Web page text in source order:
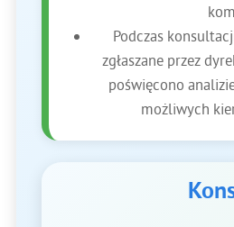
Podczas
zgłaszane przez
poświęcono
możliwych